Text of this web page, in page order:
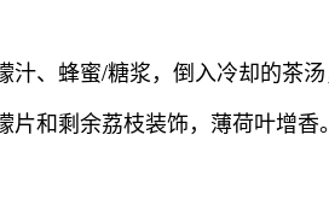
、蜂蜜/糖浆，倒入冷却的茶汤
和剩余荔枝装饰，薄荷叶增香。